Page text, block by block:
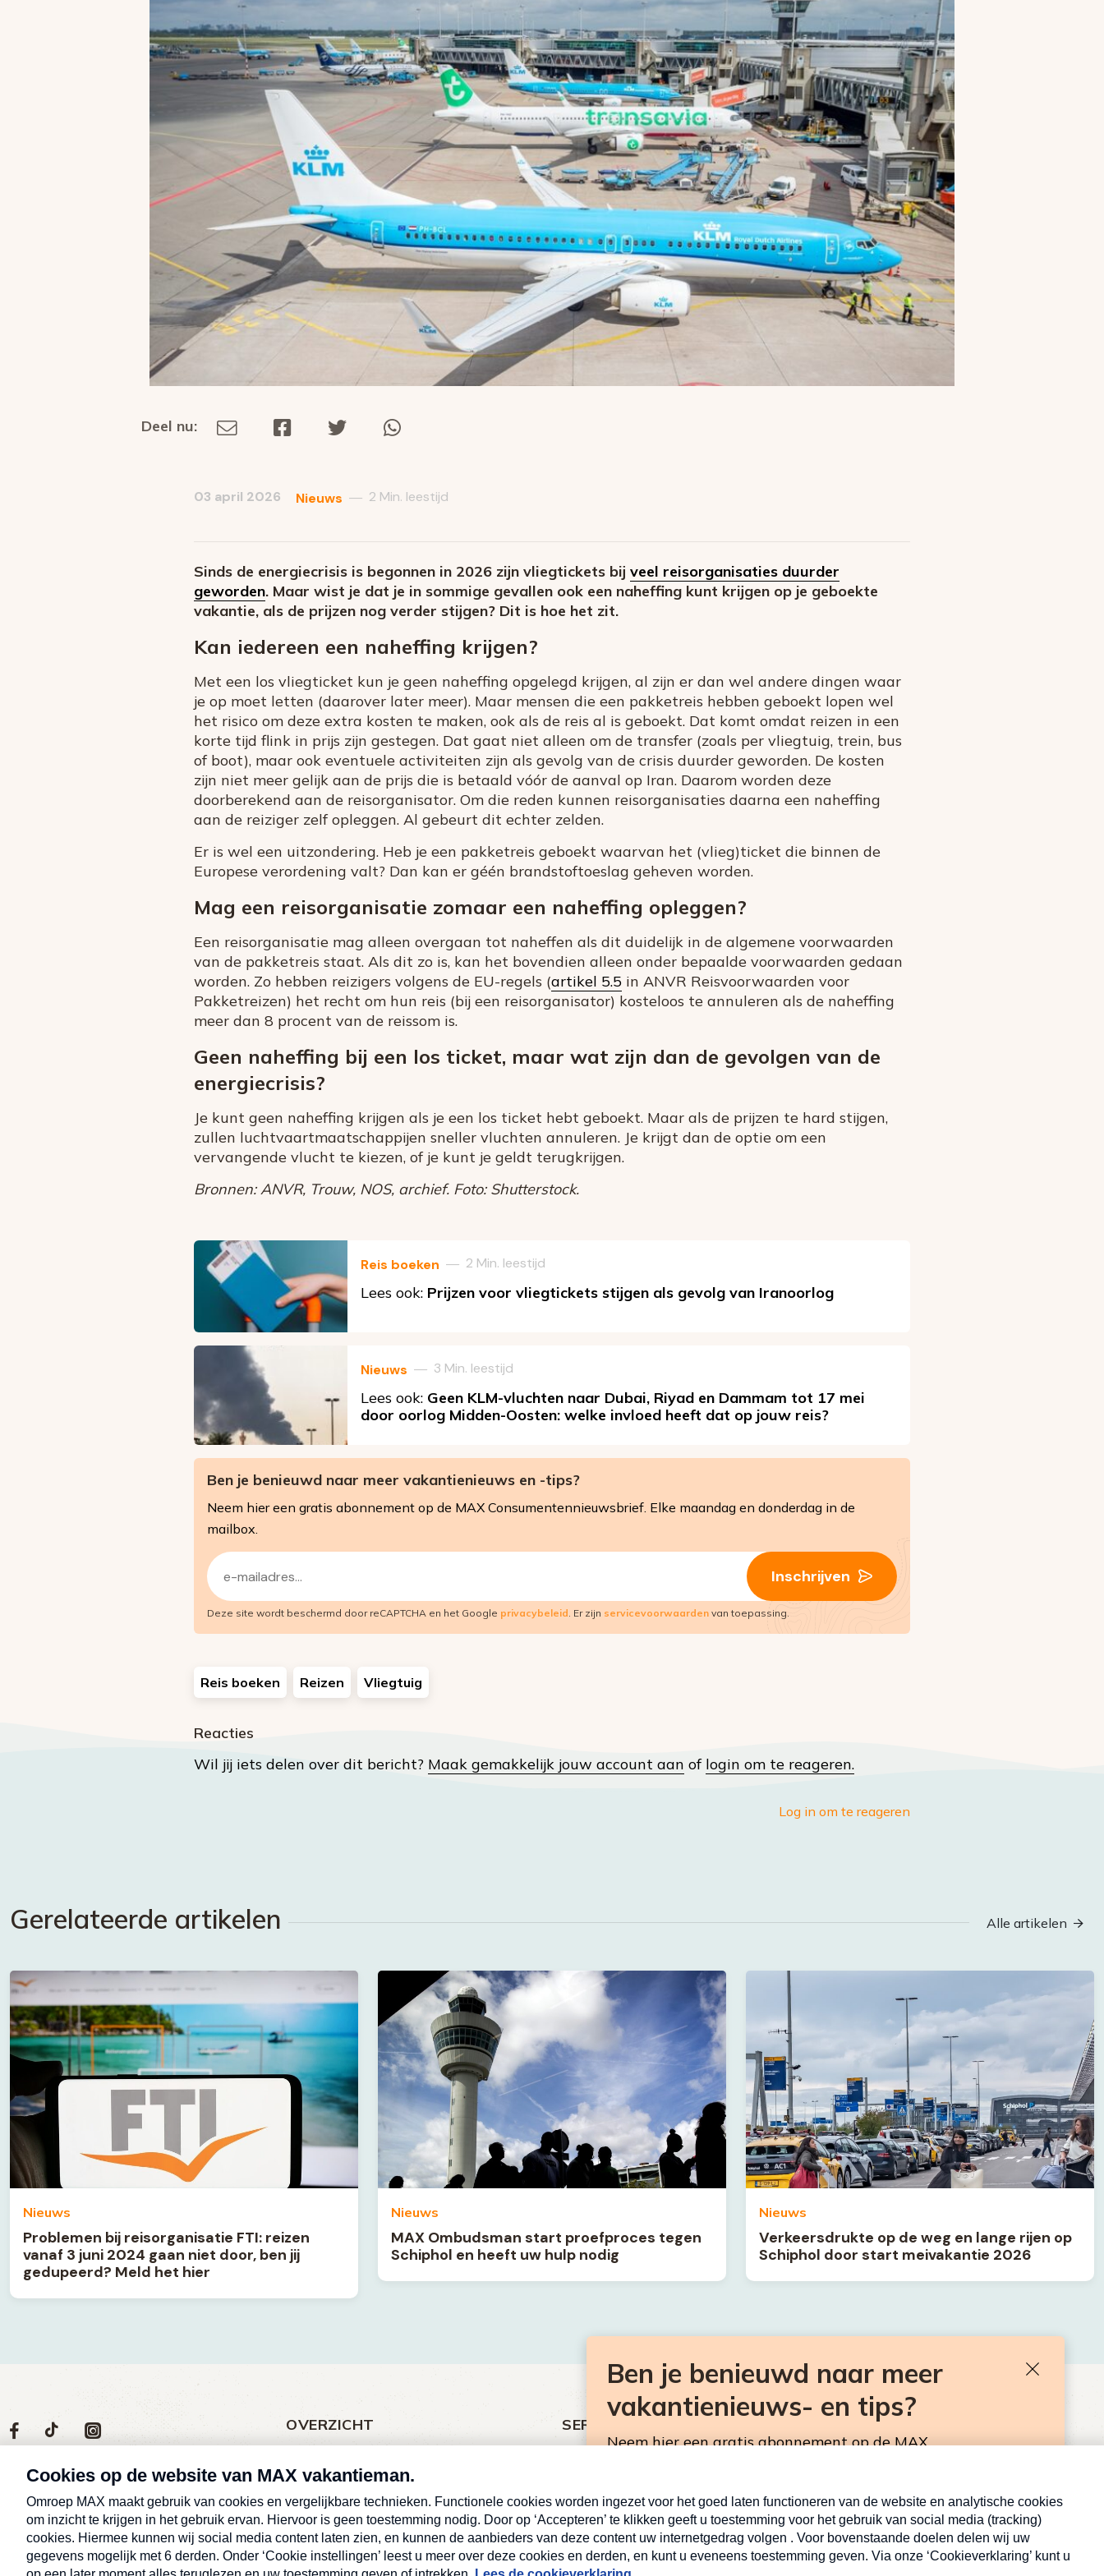
Deel
Deel nu:
mail
03 april 2026 Nieuws — 2 Min. leestijd
Sinds de energiecrisis is begonnen in 2026 zijn vliegtickets bij veel reisorganisaties duurder
geworden. Maar wist je dat je in sommige gevallen ook een naheffing kunt krijgen op je geboekte
vakantie, als de prijzen nog verder stijgen? Dit is hoe het zit.
Kan iedereen een naheffing krijgen?
Met een los vliegticket kun je geen naheffing opgelegd krijgen, al zijn er dan wel andere dingen waar
je op moet letten (daarover later meer). Maar mensen die een pakketreis hebben geboekt lopen wel
het risico om deze extra kosten te maken, ook als de reis al is geboekt. Dat komt omdat reizen in een
korte tijd flink in prijs zijn gestegen. Dat gaat niet alleen om de transfer (zoals per vliegtuig, trein, bus
of boot), maar ook eventuele activiteiten zijn als gevolg van de crisis duurder geworden. De kosten
zijn niet meer gelijk aan de prijs die is betaald vóór de aanval op Iran. Daarom worden deze
doorberekend aan de reisorganisator. Om die reden kunnen reisorganisaties daarna een naheffing
aan de reiziger zelf opleggen. Al gebeurt dit echter zelden.
Er is wel een uitzondering. Heb je een pakketreis geboekt waarvan het (vlieg)ticket die binnen de
Europese verordening valt? Dan kan er géén brandstoftoeslag geheven worden.
Mag een reisorganisatie zomaar een naheffing opleggen?
Een reisorganisatie mag alleen overgaan tot naheffen als dit duidelijk in de algemene voorwaarden
van de pakketreis staat. Als dit zo is, kan het bovendien alleen onder bepaalde voorwaarden gedaan
worden. Zo hebben reizigers volgens de EU-regels (artikel 5.5 in ANVR Reisvoorwaarden voor
Pakketreizen) het recht om hun reis (bij een reisorganisator) kosteloos te annuleren als de naheffing
meer dan 8 procent van de reissom is.
Geen naheffing bij een los ticket, maar wat zijn dan de gevolgen van de
energiecrisis?
Je kunt geen naheffing krijgen als je een los ticket hebt geboekt. Maar als de prijzen te hard stijgen,
zullen luchtvaartmaatschappijen sneller vluchten annuleren. Je krijgt dan de optie om een
vervangende vlucht te kiezen, of je kunt je geldt terugkrijgen.
Bronnen: ANVR, Trouw, NOS, archief. Foto: Shutterstock.
Reis boeken — 2 Min. leestijd
Lees ook: Prijzen voor vliegtickets stijgen als gevolg van Iranoorlog
Nieuws — 3 Min. leestijd
Lees ook: Geen KLM-vluchten naar Dubai, Riyad en Dammam tot 17 mei
door oorlog Midden-Oosten: welke invloed heeft dat op jouw reis?
Ben je benieuwd naar meer vakantienieuws en -tips?
Neem hier een gratis abonnement op de MAX Consumentennieuwsbrief. Elke maandag en donderdag in de
mailbox.
E-
mailadres
(Vereist)
Inschrijven
Deze site wordt beschermd door reCAPTCHA en het Google privacybeleid . Er zijn servicevoorwaarden van toepassing.
Reis boeken Reizen Vliegtuig
Reacties
Wil jij iets delen over dit bericht? Maak gemakkelijk jouw account aan of login om te reageren.
Log in om te reageren
Gerelateerde artikelen Alle artikelen
Nieuws
Problemen bij reisorganisatie FTI: reizen
vanaf 3 juni 2024 gaan niet door, ben jij
gedupeerd? Meld het hier
Nieuws
MAX Ombudsman start proefproces tegen
Schiphol en heeft uw hulp nodig
Nieuws
Verkeersdrukte op de weg en lange rijen op
Schiphol door start meivakantie 2026
Volg
ons
social
media
Social
media
Volg
op
Facebook
Volg
op
TikTok
Volg
op
Instagram
Max
Alle rechten voorbehouden © MAX
OVERZICHT
Nieuws
Over MAX vakantieman
Afleveringen
Cookieverklaring
SERVICE
MAX Meldpunt
Pers
Contact
BEN JE BENIEUWD NAAR MEER
VAKANTIENIEUWS- EN TIPS?
de mailbox.
E-
mailadres
Inschrijven
Ben je benieuwd naar meer
vakantienieuws- en tips?
Neem hier een gratis abonnement op de MAX
E-
mailadres
(Vereist)
Inschrijven
Deze site wordt beschermd door reCAPTCHA en het Google